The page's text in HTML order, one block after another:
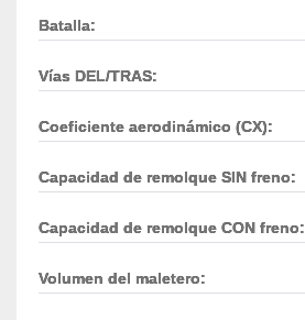
Batalla:
Vías DEL/TRAS:
Coeficiente aerodinámico (CX):
Capacidad de remolque SIN freno:
Capacidad de remolque CON freno:
Volumen del maletero: